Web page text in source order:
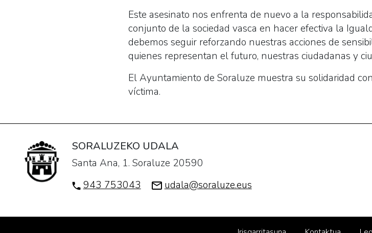
Este asesinato nos enfrenta de nuevo a la
conjunto de la sociedad vasca en hacer efectiva la
debemos seguir reforzando nuestras acciones de
quienes representan el futuro, nuestras ciudadanas y
El Ayuntamiento de Soraluze muestra su solidaridad
víctima.
SORALUZEKO UDALA
Santa Ana, 1. Soraluze 20590
943 753043
udala@soraluze.eus